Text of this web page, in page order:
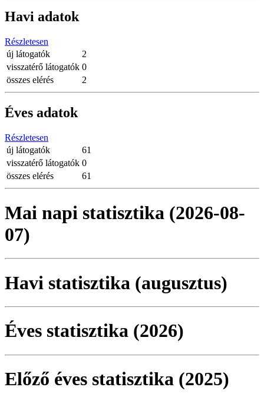
Havi adatok
Részletesen
új látogatók
2
visszatérő látogatók 0
összes elérés
2
Éves adatok
Részletesen
új látogatók
61
visszatérő látogatók 0
összes elérés
61
Mai napi statisztika (2026-08-
07)
Havi statisztika (augusztus)
Éves statisztika (2026)
Előző éves statisztika (2025)